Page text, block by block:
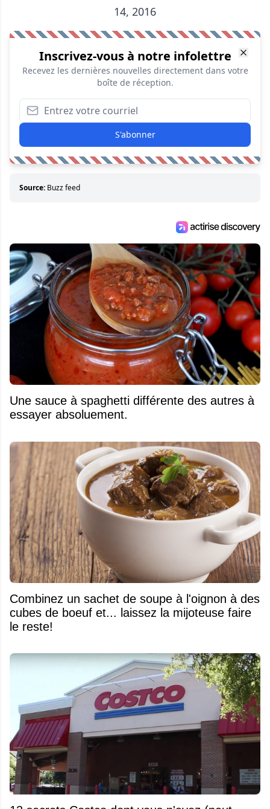
14, 2016
Inscrivez-vous à notre infolettre
Recevez les dernières nouvelles directement dans votre
boîte de réception.
S'abonner
Source: Buzz feed
Une sauce à spaghetti différente des autres à
essayer absoluement.
Combinez un sachet de soupe à l'oignon à des
cubes de boeuf et... laissez la mijoteuse faire
le reste!